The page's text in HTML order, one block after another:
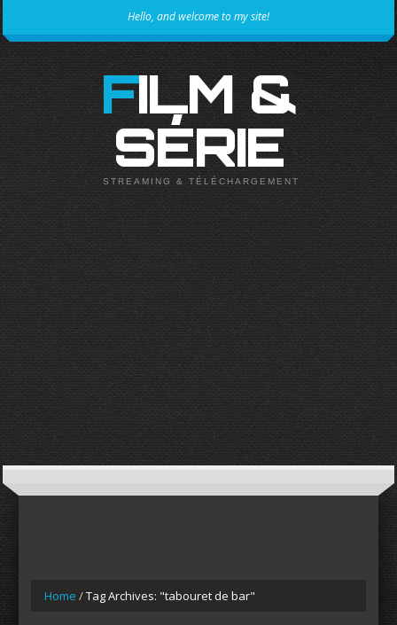
Hello, and welcome to my site!
FILM &
SÉRIE
STREAMING & TÉLÉCHARGEMENT
Home /Tag Archives: "tabouret de bar"